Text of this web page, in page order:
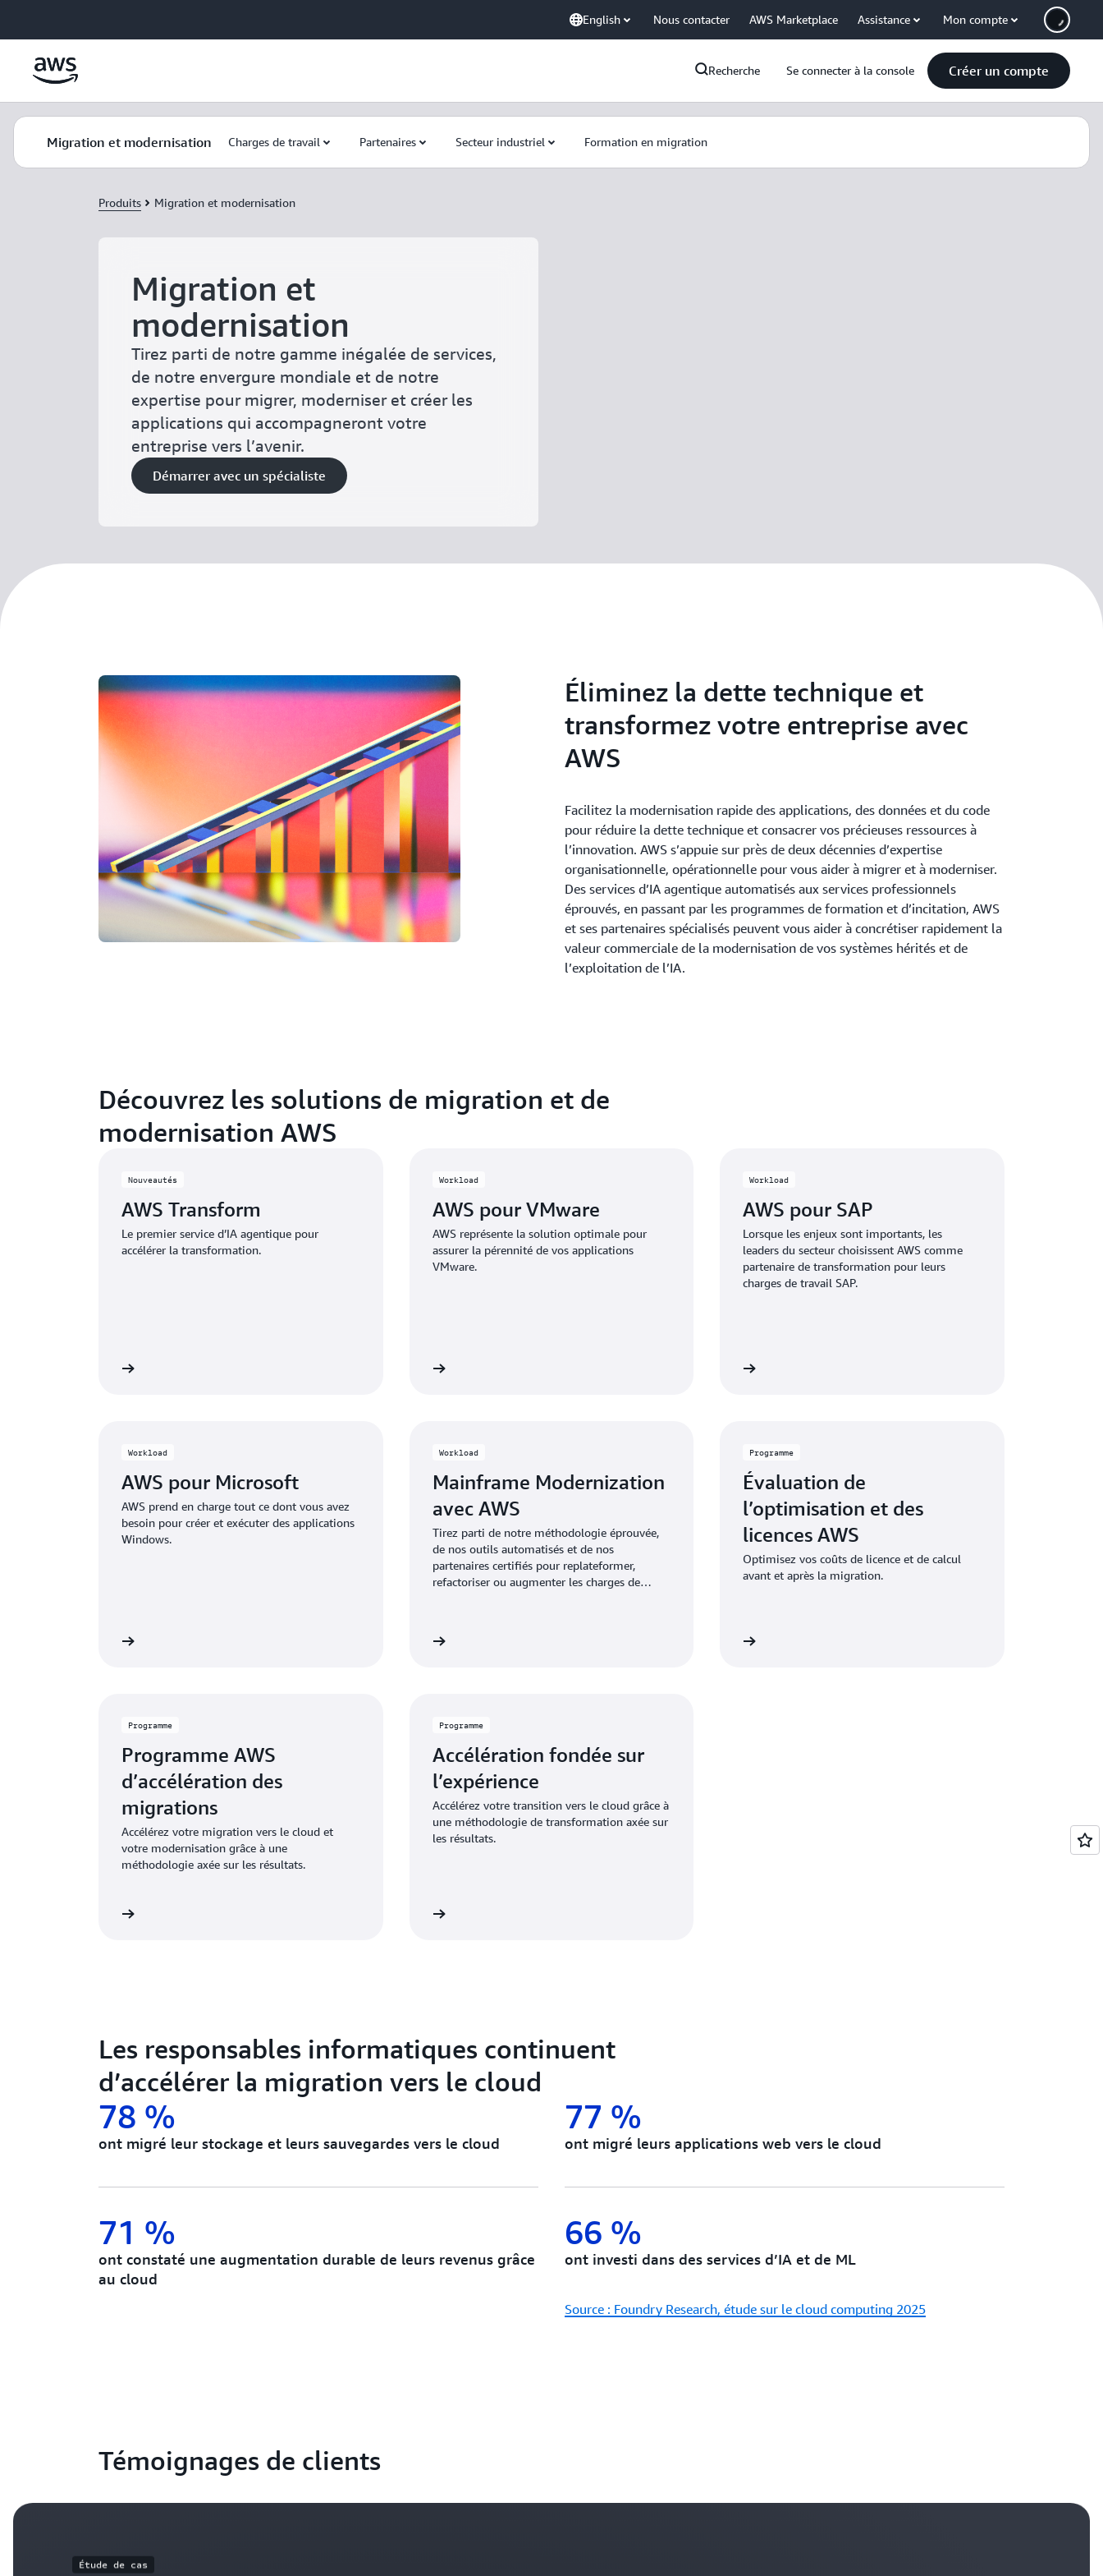
English Nous contacter AWS Marketplace Assistance Mon compte
Recherche Se connecter à la console Créer un compte
Migration et modernisation Charges de travail Partenaires Secteur industriel Formation en migration
Produits Migration et modernisation
Migration et
modernisation
Tirez parti de notre gamme inégalée de services,
de notre envergure mondiale et de notre
expertise pour migrer, moderniser et créer les
applications qui accompagneront votre
entreprise vers l’avenir.
Démarrer avec un spécialiste
Éliminez la dette technique et
transformez votre entreprise avec
AWS
Facilitez la modernisation rapide des applications, des données et du code
pour réduire la dette technique et consacrer vos précieuses ressources à
l’innovation. AWS s’appuie sur près de deux décennies d’expertise
organisationnelle, opérationnelle pour vous aider à migrer et à moderniser.
Des services d’IA agentique automatisés aux services professionnels
éprouvés, en passant par les programmes de formation et d’incitation, AWS
et ses partenaires spécialisés peuvent vous aider à concrétiser rapidement la
valeur commerciale de la modernisation de vos systèmes hérités et de
l’exploitation de l’IA.
Découvrez les solutions de migration et de
modernisation AWS
Nouveautés
AWS Transform
Le premier service d’IA agentique pour
accélérer la transformation.
Workload
AWS pour VMware
AWS représente la solution optimale pour
assurer la pérennité de vos applications
VMware.
Workload
AWS pour SAP
Lorsque les enjeux sont importants, les
leaders du secteur choisissent AWS comme
partenaire de transformation pour leurs
charges de travail SAP.
Workload
AWS pour Microsoft
AWS prend en charge tout ce dont vous avez
besoin pour créer et exécuter des applications
Windows.
Workload
Mainframe Modernization
avec AWS
Tirez parti de notre méthodologie éprouvée,
de nos outils automatisés et de nos
partenaires certifiés pour replateformer,
refactoriser ou augmenter les charges de
Programme
Évaluation de
l’optimisation et des
licences AWS
Optimisez vos coûts de licence et de calcul
avant et après la migration.
Programme
Programme AWS
d’accélération des
migrations
Accélérez votre migration vers le cloud et
votre modernisation grâce à une
méthodologie axée sur les résultats.
Programme
Accélération fondée sur
l’expérience
Accélérez votre transition vers le cloud grâce à
une méthodologie de transformation axée sur
les résultats.
Les responsables informatiques continuent
d’accélérer la migration vers le cloud
78 %
ont migré leur stockage et leurs sauvegardes vers le cloud
77 %
ont migré leurs applications web vers le cloud
71 %
ont constaté une augmentation durable de leurs revenus grâce
au cloud
66 %
ont investi dans des services d’IA et de ML
Source : Foundry Research, étude sur le cloud computing 2025
Témoignages de clients
Étude de cas